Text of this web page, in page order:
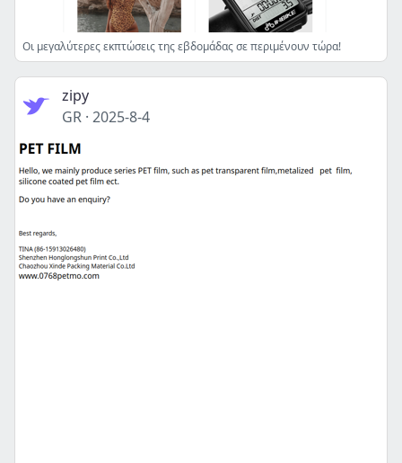
Οι μεγαλύτερες εκπτώσεις της εβδομάδας σε περιμένουν τώρα!
zipy
GR · 2025-8-4